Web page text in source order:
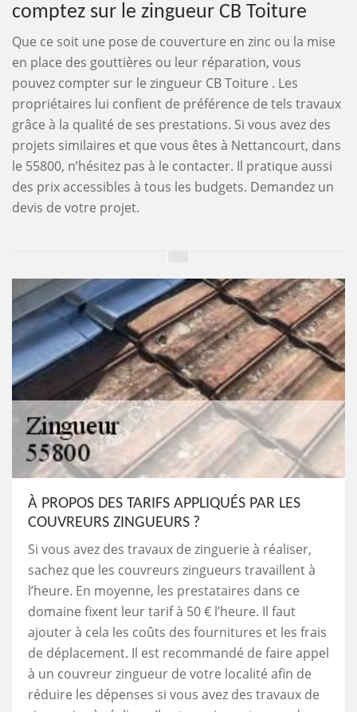
comptez sur le zingueur CB Toiture
Que ce soit une pose de couverture en zinc ou la mise
en place des gouttières ou leur réparation, vous
pouvez compter sur le zingueur CB Toiture . Les
propriétaires lui confient de préférence de tels travaux
grâce à la qualité de ses prestations. Si vous avez des
projets similaires et que vous êtes à Nettancourt, dans
le 55800, n’hésitez pas à le contacter. Il pratique aussi
des prix accessibles à tous les budgets. Demandez un
devis de votre projet.
À PROPOS DES TARIFS APPLIQUÉS PAR LES
COUVREURS ZINGUEURS ?
Si vous avez des travaux de zinguerie à réaliser,
sachez que les couvreurs zingueurs travaillent à
l’heure. En moyenne, les prestataires dans ce
domaine fixent leur tarif à 50 € l’heure. Il faut
ajouter à cela les coûts des fournitures et les frais
de déplacement. Il est recommandé de faire appel
à un couvreur zingueur de votre localité afin de
réduire les dépenses si vous avez des travaux de